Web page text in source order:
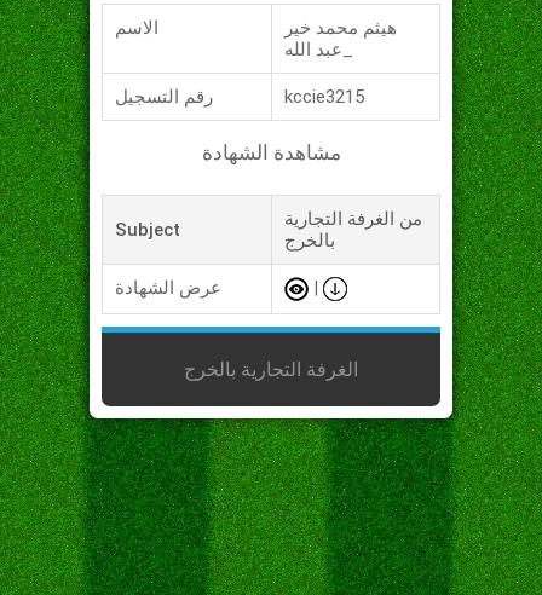
الاسم
هيثم محمد خير
رقم التسجيل kccie3215
مشاهدة الشهادة
Subject
من الغرفة التجارية
بالخرج
عرض الشهادة
الغرفة التجارية بالخرج